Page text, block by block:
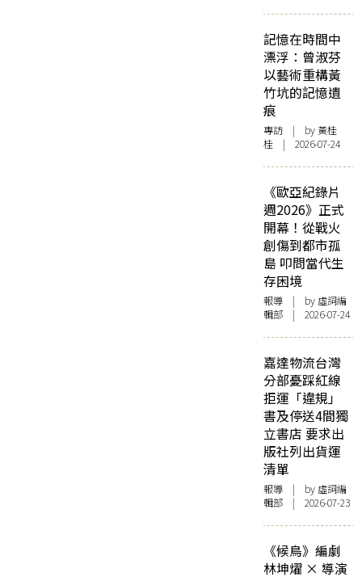
記憶在時間中
漂浮：曾淑芬
以藝術重構黃
竹坑的記憶遺
痕
專訪 | by 黃桂
桂 | 2026-07-24
《歐亞紀錄片
週2026》正式
開幕！從戰火
創傷到都市孤
島 叩問當代生
存困境
報導 | by 虛詞編
輯部 | 2026-07-24
嘉達物流台灣
分部憂踩紅線
拒運「違規」
書及停送4間獨
立書店 要求出
版社列出貨運
清單
報導 | by 虛詞編
輯部 | 2026-07-23
《候鳥》編劇
林坤燿 × 導演